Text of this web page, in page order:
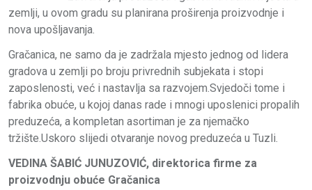
zemlji, u ovom gradu su planirana proširenja proizvodnje i
nova upošljavanja.
Gračanica, ne samo da je zadržala mjesto jednog od lidera
gradova u zemlji po broju privrednih subjekata i stopi
zaposlenosti, već i nastavlja sa razvojem.Svjedoči tome i
fabrika obuće, u kojoj danas rade i mnogi uposlenici propalih
preduzeća, a kompletan asortiman je za njemačko
tržište.Uskoro slijedi otvaranje novog preduzeća u Tuzli.
VEDINA ŠABIĆ JUNUZOVIĆ, direktorica firme za
proizvodnju obuće Gračanica